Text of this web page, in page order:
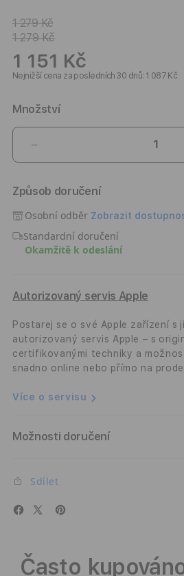
1 279 Kč
1 279 Kč
1 151 Kč
Nejnižší cena za posledních 30 dnů: 1 087 Kč
Množství
množství
Kožený
MagSafe
kryt
pro
iPhone
Nomad
-
světle
hnědý
Způsob doručení
Osobní odběr Zobrazit
Standardní doručení
Okamžitě k odeslání
Autorizovaný servis Apple
Postarej se o své Apple zařízení s
autorizovaný servis Apple – s
certifikovanými techniky a
snadno online nebo přímo na
Více o servisu
Možnosti doručení
Sdílet
Často